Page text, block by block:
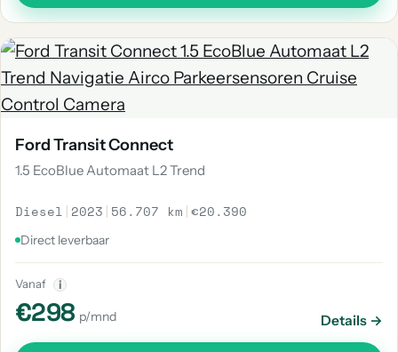
Ford Transit Connect
1.5 EcoBlue Automaat L2 Trend
Diesel | 2023 | 56.707 km |€20.390
Direct leverbaar
Vanaf i
€298 p/mnd Details →